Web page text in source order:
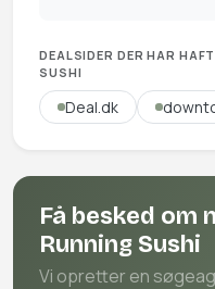
DEALSIDER DER HAR
SUSHI
Deal.dk
Få besked om
Running Sushi
Vi opretter en